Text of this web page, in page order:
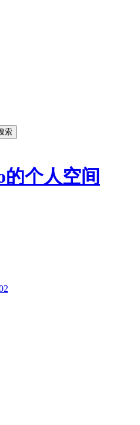
索
个人空间